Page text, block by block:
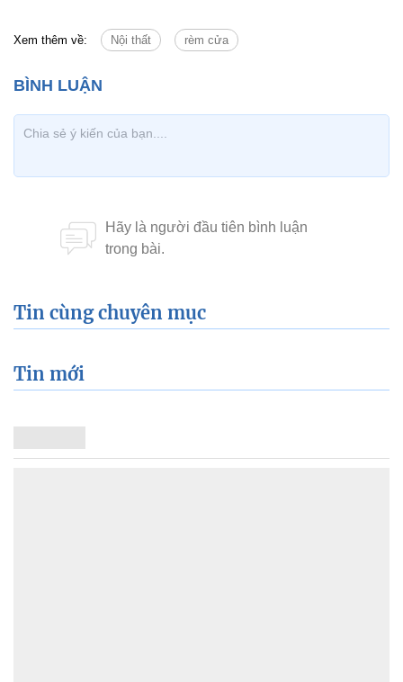
Xem thêm về: Nội thất rèm cửa
Tin cùng chuyên mục
Tin mới